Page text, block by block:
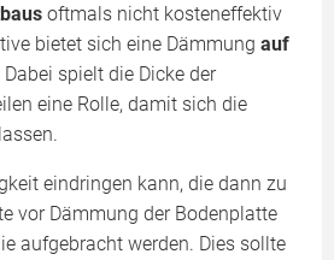
oftmals nicht kosteneffektiv
bietet sich eine Dämmung auf
Dabei spielt die Dicke der
eine Rolle, damit sich die
eindringen kann, die dann zu
vor Dämmung der Bodenplatte
aufgebracht werden. Dies sollte